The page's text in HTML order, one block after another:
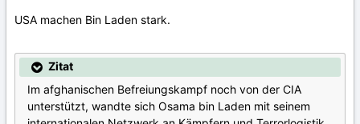
USA machen Bin Laden stark.
Zitat
Im afghanischen Befreiungskampf noch von der CIA
unterstützt, wandte sich Osama bin Laden mit seinem